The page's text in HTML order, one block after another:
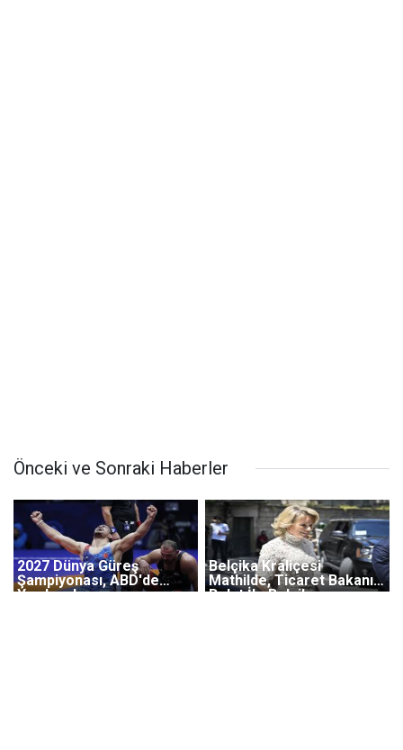
Önceki ve Sonraki Haberler
2027 Dünya Güreş
Şampiyonası, ABD'de
Yapılacak
Belçika Kraliçesi
Mathilde, Ticaret Bakanı
Bolat İle Belçika